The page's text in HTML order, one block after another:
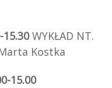
WYKŁAD NT.
Kostka
15.00